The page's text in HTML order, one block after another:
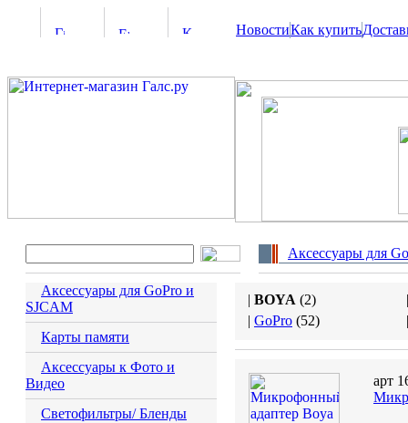
НовостиКак купить
Аксессуары для
Аксессуары для GoPro и
SJCAM
Карты памяти
Аксессуары к Фото и
Видео
Светофильтры/ Бленды
| BOYA (2)
| GoPro (52)
арт